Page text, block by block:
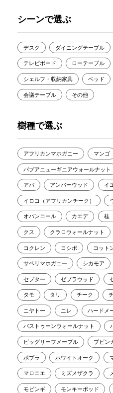
シーンで選ぶ
デスク ダイニングテーブル
テレビボード ローテーブル
シェルフ・収納家具 ベッド
会議テーブル その他
樹種で選ぶ
アフリカンマホガニー マンゴ
パプアニューギニアウォールナット
アパ アンバーウッド イ
イロコ（アフリカンチーク）
オバンコール カエデ 桂
クス クラロウォールナット
コクレン コシポ コット
サペリマホガニー シカモア
セプター ゼブラウッド
タモ タリ チーク
ニヤトー ニレ ハードメ
バストゥーンウォールナット
ビッグリーフメープル ブビン
ポプラ ホワイトオーク
マロニエ ミズメザクラ
モビンギ モンキーポッド